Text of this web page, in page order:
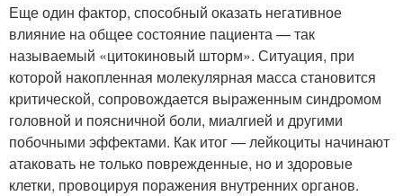
Еще один фактор, способный оказать негативное
влияние на общее состояние пациента — так
называемый «цитокиновый шторм». Ситуация, при
которой накопленная молекулярная масса становится
критической, сопровождается выраженным синдромом
головной и поясничной боли, миалгией и другими
побочными эффектами. Как итог — лейкоциты начинают
атаковать не только поврежденные, но и здоровые
клетки, провоцируя поражения внутренних органов.